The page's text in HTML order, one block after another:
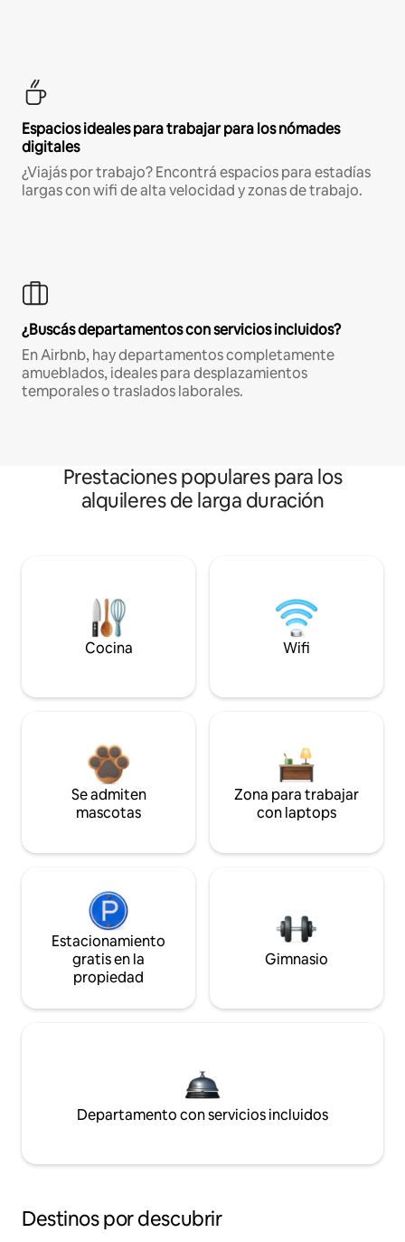
Espacios ideales para trabajar para los nómades
digitales
¿Viajás por trabajo? Encontrá espacios para estadías
largas con wifi de alta velocidad y zonas de trabajo.
¿Buscás departamentos con servicios incluidos?
En Airbnb, hay departamentos completamente
amueblados, ideales para desplazamientos
temporales o traslados laborales.
Prestaciones populares para los
alquileres de larga duración
Cocina Wifi
Se admiten
mascotas
Zona para trabajar
con laptops
Estacionamiento
gratis en la
propiedad
Gimnasio
Departamento con servicios incluidos
Destinos por descubrir